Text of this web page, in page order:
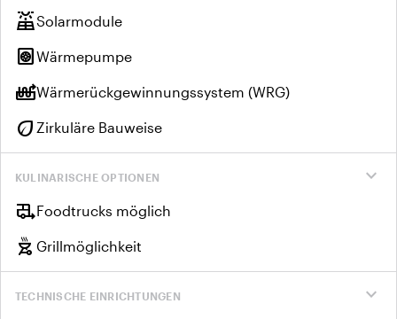
solar_powerSolarmodule
heat_pumpWärmepumpe
heat_pump_balanceWärmerückgewinnungssystem (WRG)
eco Zirkuläre Bauweise
expand_more
KULINARISCHE OPTIONEN
rv_hookupFoodtrucks möglich
outdoor_grill Grillmöglichkeit
expand_more
TECHNISCHE EINRICHTUNGEN